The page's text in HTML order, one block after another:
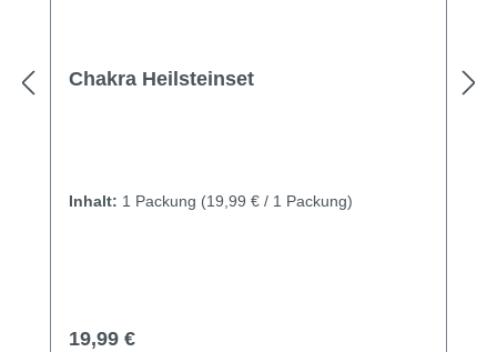
Chakra Heilsteinset
Inhalt: 1 Packung (19,99 € / 1 Packung)
Regulärer Preis:
19,99 €